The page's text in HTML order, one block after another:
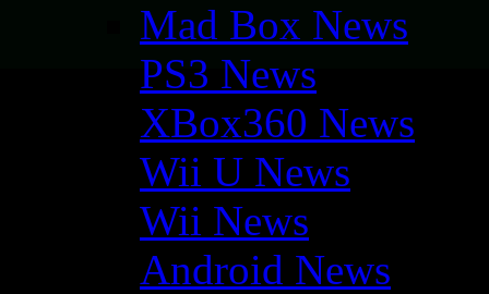
Mad Box News
PS3 News
XBox360 News
Wii U News
Wii News
Android News